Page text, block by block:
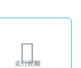
走行距離